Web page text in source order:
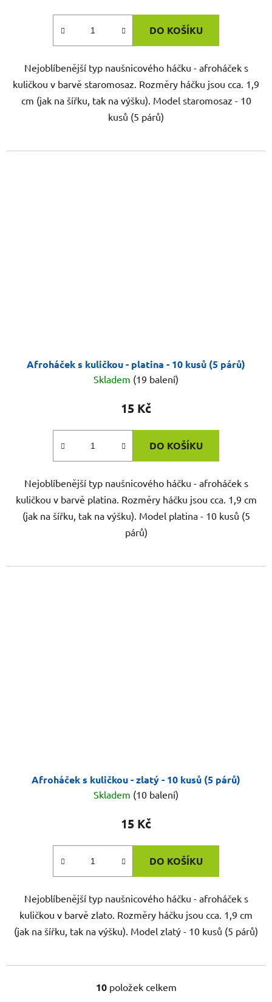
DO KOŠÍKU
Nejoblíbenější typ naušnicového háčku - afroháček s
kuličkou v barvě staromosaz. Rozměry háčku jsou cca. 1,9
cm (jak na šířku, tak na výšku). Model staromosaz - 10
kusů (5 párů)
Afroháček s kuličkou - platina - 10 kusů (5 párů)
Skladem (19 balení)
15 Kč
DO KOŠÍKU
Nejoblíbenější typ naušnicového háčku - afroháček s
kuličkou v barvě platina. Rozměry háčku jsou cca. 1,9 cm
(jak na šířku, tak na výšku). Model platina - 10 kusů (5
párů)
Afroháček s kuličkou - zlatý - 10 kusů (5 párů)
Skladem (10 balení)
15 Kč
DO KOŠÍKU
Nejoblíbenější typ naušnicového háčku - afroháček s
kuličkou v barvě zlato. Rozměry háčku jsou cca. 1,9 cm
(jak na šířku, tak na výšku). Model zlatý - 10 kusů (5 párů)
O
10položek celkem